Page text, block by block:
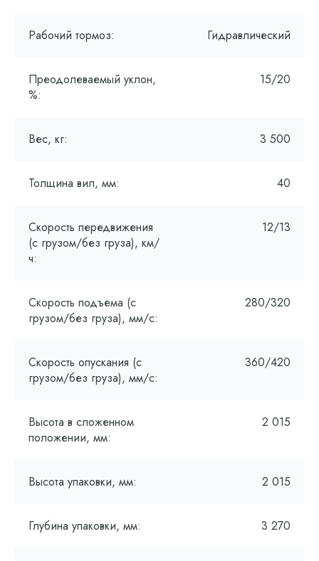
Рабочий тормоз: Гидравлический
Преодолеваемый уклон,
%:
15/20
Вес, кг: 3 500
Толщина вил, мм: 40
Скорость передвижения
(с грузом/без груза), км/
ч:
12/13
Скорость подъема (с
грузом/без груза), мм/с:
280/320
Скорость опускания (с
грузом/без груза), мм/с:
360/420
Высота в сложенном
положении, мм:
2 015
Высота упаковки, мм: 2 015
Глубина упаковки, мм: 3 270